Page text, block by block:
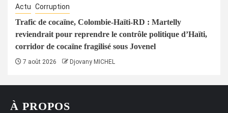
Actu Corruption
Trafic de cocaïne, Colombie-Haïti-RD : Martelly
reviendrait pour reprendre le contrôle politique d’Haïti,
corridor de cocaïne fragilisé sous Jovenel
7 août 2026 Djovany MICHEL
À PROPOS